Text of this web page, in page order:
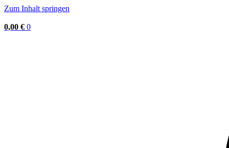
Zum Inhalt springen
0,00 € 0